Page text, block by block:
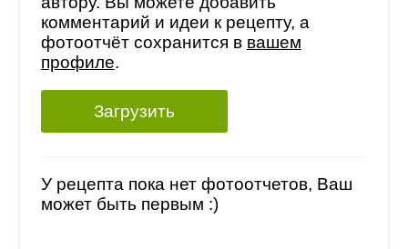
комментарий и идеи к рецепту, а
фотоотчёт сохранится в вашем
профиле.
Загрузить
У рецепта пока нет фотоотчетов, Ваш
может быть первым :)